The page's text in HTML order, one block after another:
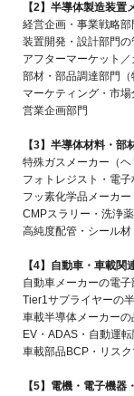
【2】半導体製造装置
経営企画・事業戦略部
装置開発・設計部門
アフターマーケット
部材・部品調達部門（
マーケティング・市場
営業企画部門
【3】半導体材料・部
特殊ガスメーカー（
フォトレジスト・電
フッ素化学品メーカ
CMPスラリー・洗浄
高純度配管・シール
【4】自動車・車載関
自動車メーカーの電
Tier1サプライヤーの
車載半導体メーカー
EV・ADAS・自動運
車載部品BCP・リス
【5】電機・電子機器